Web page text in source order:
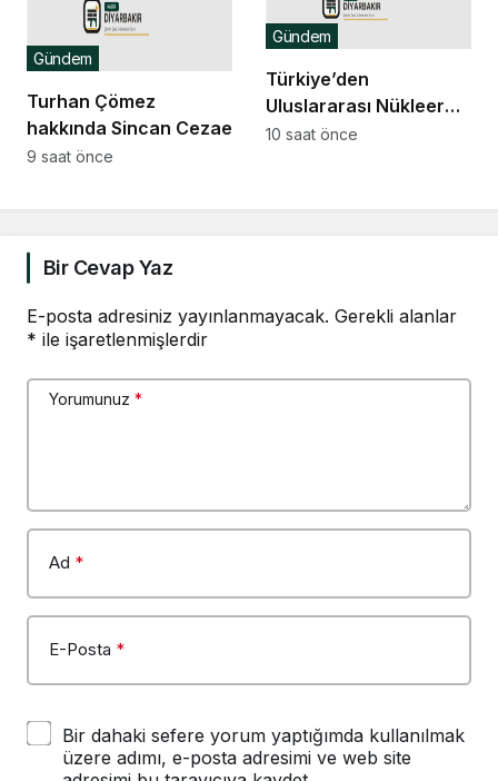
Turhan Çömez
hakkında Sincan Cezaevi’nde
isyan çıktığı yönündeki
Gündem
9 saat önce
Türkiye’den
Uluslararası Nükleer
Bilim Olimpiyatı’nda 1
Gündem
10 saat önce
Bir Cevap Yaz
E-posta adresiniz yayınlanmayacak. Gerekli alanlar
* ile işaretlenmişlerdir
Yorumunuz *
Ad *
E-Posta *
Bir dahaki sefere yorum yaptığımda kullanılmak
üzere adımı, e-posta adresimi ve web site